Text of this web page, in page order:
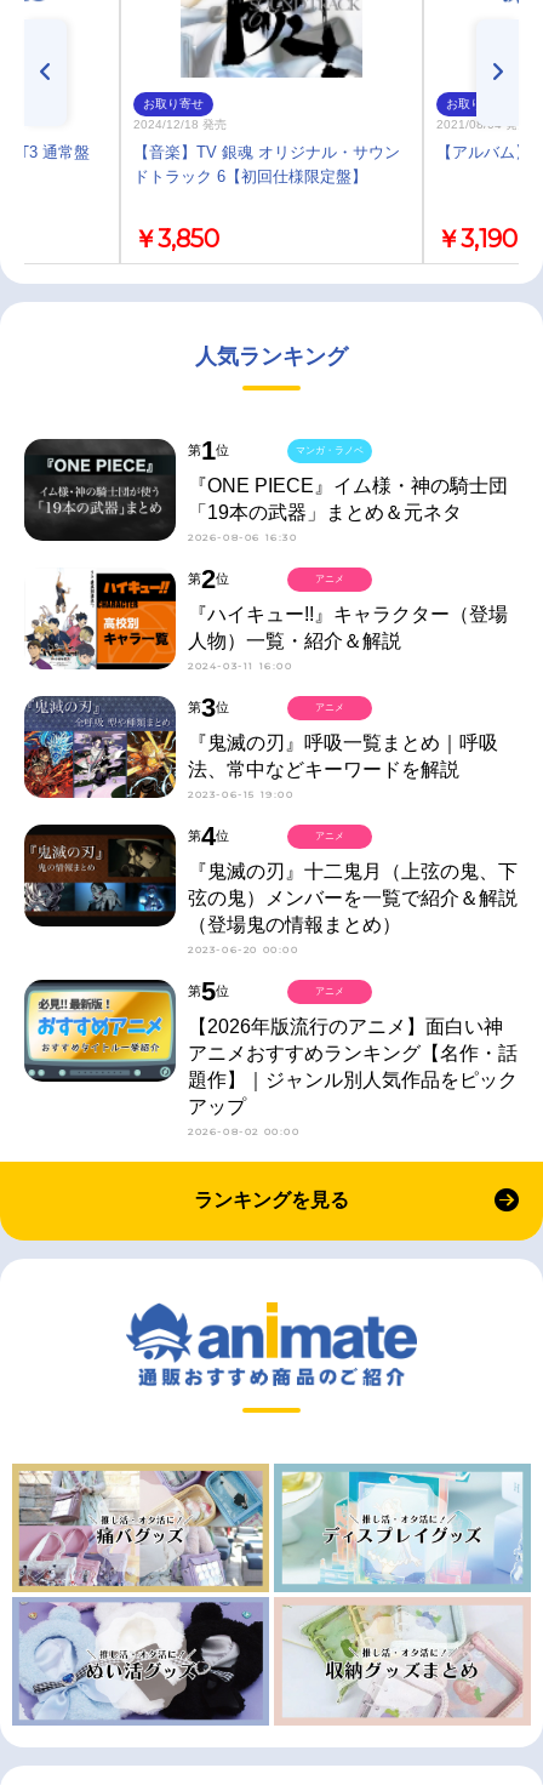
通常盤
お取り寄せ
2024/12/18 発売
【音楽】TV 銀魂 オリジナル・サウン
ドトラック 6【初回仕様限定盤】
￥3,850
お取り寄せ
2021/08/04 発売
【アルバム】
￥3,190
人気ランキング
第1位
『ONE PIECE』イム様・神の騎士団
「19本の武器」まとめ＆元ネタ
2026-08-06 16:30
マンガ・ラノベ
第2位
『ハイキュー!!』キャラクター（登場
人物）一覧・紹介＆解説
2024-03-11 16:00
アニメ
第3位
『鬼滅の刃』呼吸一覧まとめ｜呼吸
法、常中などキーワードを解説
2023-06-15 19:00
アニメ
第4位
『鬼滅の刃』十二鬼月（上弦の鬼、下
弦の鬼）メンバーを一覧で紹介＆解説
（登場鬼の情報まとめ）
2023-06-20 00:00
アニメ
第5位
【2026年版流行のアニメ】面白い神
アニメおすすめランキング【名作・話
題作】｜ジャンル別人気作品をピック
アップ
2026-08-02 00:00
アニメ
ランキングを見る